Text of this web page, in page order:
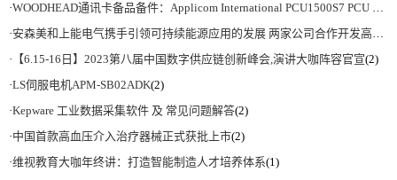
·WOODHEAD通讯卡备品备件：Applicom International PCU1500S7 PCU 1500 S7 V4.5.0
·安森美和上能电气携手引领可持续能源应用的发展 两家公司合作开发高性能储能和太阳能组串式逆变器方案 以实现可持续的未来
· 【6.15-16日】2023第八届中国数字供应链创新峰会,演讲大咖阵容官宣(2)
·LS伺服电机APM-SB02ADK(2)
·Kepware 工业数据采集软件 及 常见问题解答(2)
·中国首款高血压介入治疗器械正式获批上市(2)
·维视教育大咖年终讲：打造智能制造人才培养体系(1)